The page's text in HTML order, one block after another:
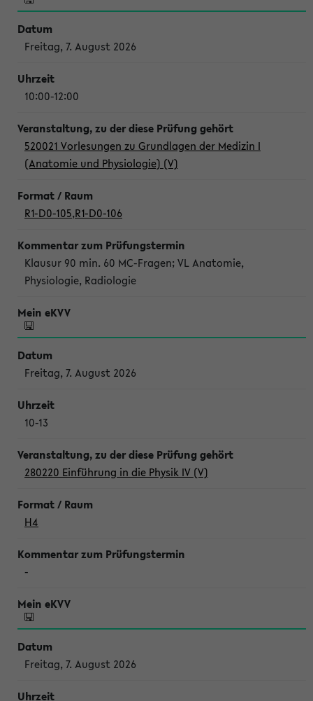
Freitag, 7. August 2026
10:00-12:00
520021 Vorlesungen zu Grundlagen der Medizin I
(Anatomie und Physiologie) (V)
R1-D0-105,R1-D0-106
Klausur 90 min. 60 MC-Fragen; VL Anatomie,
Physiologie, Radiologie
Freitag, 7. August 2026
10-13
280220 Einführung in die Physik IV (V)
H4
-
Freitag, 7. August 2026